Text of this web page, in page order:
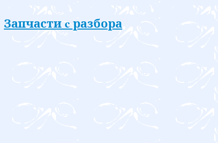
Запчасти c разбора